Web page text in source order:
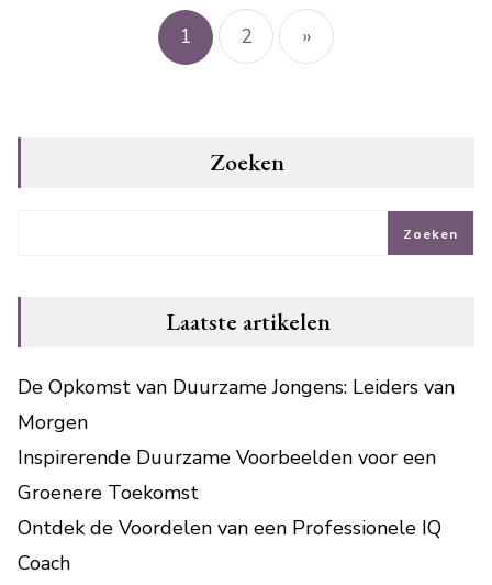
1 2 »
Zoeken
Zoeken
Laatste artikelen
De Opkomst van Duurzame Jongens: Leiders van
Morgen
Inspirerende Duurzame Voorbeelden voor een
Groenere Toekomst
Ontdek de Voordelen van een Professionele IQ
Coach